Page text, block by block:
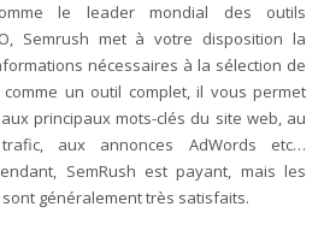
le leader mondial des outils
Semrush met à votre disposition la
nécessaires à la sélection de
comme un outil complet, il vous permet
aux principaux mots-clés du site web, au
aux annonces AdWords etc…
SemRush est payant, mais les
généralement très satisfaits.